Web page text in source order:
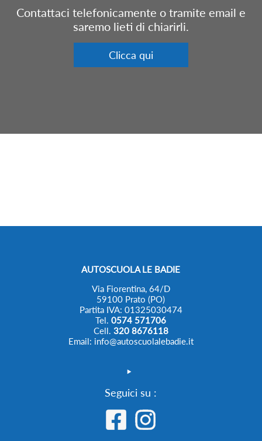
Contattaci telefonicamente o tramite email e
saremo lieti di chiarirli.
Clicca qui
AUTOSCUOLA LE BADIE
Via Fiorentina, 64/D
59100 Prato (PO)
Partita IVA: 01325030474
Tel.0574 571706
Cell. 320 8676118
Email: info@autoscuolalebadie.it
Seguici su :